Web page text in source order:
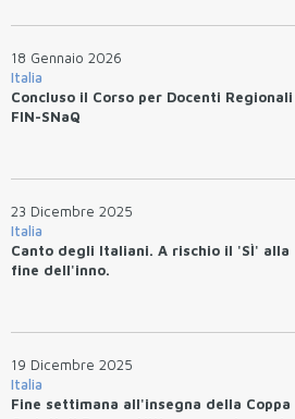
18 Gennaio 2026
Italia
Concluso il Corso per Docenti Regionali
FIN-SNaQ
23 Dicembre 2025
Italia
Canto degli Italiani. A rischio il 'SÌ' alla
fine dell'inno.
19 Dicembre 2025
Italia
Fine settimana all'insegna della Coppa